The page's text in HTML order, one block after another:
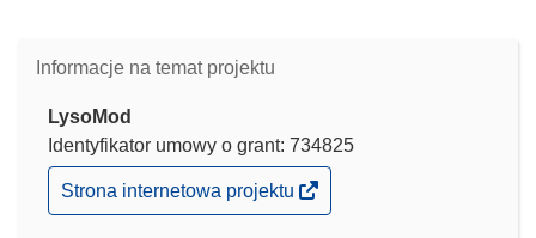
Informacje na temat projektu
LysoMod
Identyfikator umowy o grant: 734825
(odnośnik
otworzy
Strona internetowa projektu